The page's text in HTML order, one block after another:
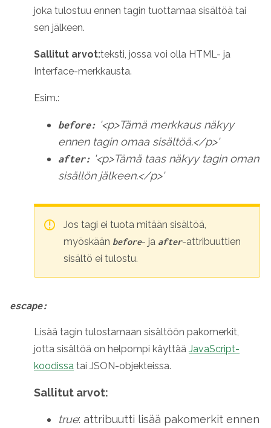
joka tulostuu ennen tagin tuottamaa sisältöä tai
sen jälkeen.
Sallitut arvot:teksti, jossa voi olla HTML- ja
Interface-merkkausta.
Esim.:
before: '<p>Tämä merkkaus näkyy
ennen tagin omaa sisältöä.</p>'
after: '<p>Tämä taas näkyy tagin oman
sisällön jälkeen.</p>'
Jos tagi ei tuota mitään sisältöä,
myöskään before- ja after-attribuuttien
sisältö ei tulostu.
escape:
Lisää tagin tulostamaan sisältöön pakomerkit,
jotta sisältöä on helpompi käyttää JavaScript-
koodissa tai JSON-objekteissa.
Sallitut arvot:
true: attribuutti lisää pakomerkit ennen